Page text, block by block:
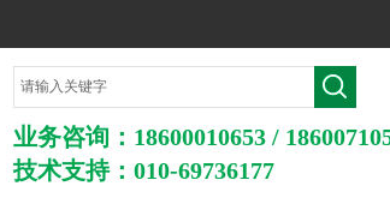
业务咨询：18600010653 /
技术支持：010-69736177